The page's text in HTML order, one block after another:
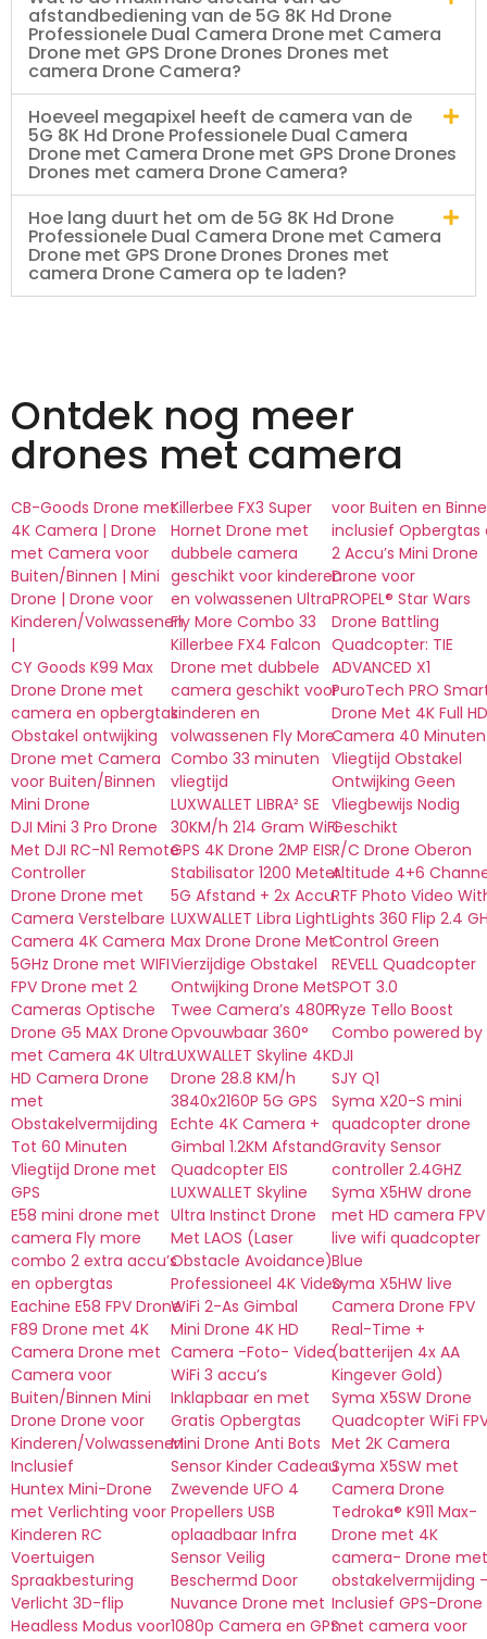
afstandbediening van de 5G 8K Hd Drone
Professionele Dual Camera Drone met Camera
Drone met GPS Drone Drones Drones met
camera Drone Camera?
Hoeveel megapixel heeft de camera van de
5G 8K Hd Drone Professionele Dual Camera
Drone met Camera Drone met GPS Drone Drones
Drones met camera Drone Camera?
Hoe lang duurt het om de 5G 8K Hd Drone
Professionele Dual Camera Drone met Camera
Drone met GPS Drone Drones Drones met
camera Drone Camera op te laden?
Ontdek nog meer
drones met camera
CB-Goods Drone met
4K Camera | Drone
met Camera voor
Buiten/Binnen | Mini
Drone | Drone voor
Kinderen/Volwassenen
|
CY Goods K99 Max
Drone Drone met
camera en opbergtas
Obstakel ontwijking
Drone met Camera
voor Buiten/Binnen
Mini Drone
DJI Mini 3 Pro Drone
Met DJI RC-N1 Remote
Controller
Drone Drone met
Camera Verstelbare
Camera 4K Camera
5GHz Drone met WIFI
FPV Drone met 2
Cameras Optische
Drone G5 MAX Drone
met Camera 4K Ultra
HD Camera Drone
met
Obstakelvermijding
Tot 60 Minuten
Vliegtijd Drone met
GPS
E58 mini drone met
camera Fly more
combo 2 extra accu’s
en opbergtas
Eachine E58 FPV Drone
F89 Drone met 4K
Camera Drone met
Camera voor
Buiten/Binnen Mini
Drone Drone voor
Kinderen/Volwassenen
Inclusief
Huntex Mini-Drone
met Verlichting voor
Kinderen RC
Voertuigen
Spraakbesturing
Verlicht 3D-flip
Headless Modus voor
Killerbee FX3 Super
Hornet Drone met
dubbele camera
geschikt voor kinderen
en volwassenen Ultra
Fly More Combo 33
Killerbee FX4 Falcon
Drone met dubbele
camera geschikt voor
kinderen en
volwassenen Fly More
Combo 33 minuten
vliegtijd
LUXWALLET LIBRA² SE
30KM/h 214 Gram WiFi
GPS 4K Drone 2MP EIS
Stabilisator 1200 Meter
5G Afstand + 2x Accu
LUXWALLET Libra Light
Max Drone Drone Met
Vierzijdige Obstakel
Ontwijking Drone Met
Twee Camera’s 480P
Opvouwbaar 360°
LUXWALLET Skyline 4K
Drone 28.8 KM/h
3840x2160P 5G GPS
Echte 4K Camera +
Gimbal 1.2KM Afstand
Quadcopter EIS
LUXWALLET Skyline
Ultra Instinct Drone
Met LAOS (Laser
Obstacle Avoidance)
Professioneel 4K Video
WiFi 2-As Gimbal
Mini Drone 4K HD
Camera -Foto- Video
WiFi 3 accu’s
Inklapbaar en met
Gratis Opbergtas
Mini Drone Anti Bots
Sensor Kinder Cadeau
Zwevende UFO 4
Propellers USB
oplaadbaar Infra
Sensor Veilig
Beschermd Door
Nuvance Drone met
1080p Camera en GPS
voor Buiten en
inclusief Opbergtas
2 Accu’s Mini Drone
Drone voor
PROPEL® Star Wars
Drone Battling
Quadcopter: TIE
ADVANCED X1
PuroTech PRO
Drone Met 4K Full HD
Camera 40 Minuten
Vliegtijd Obstakel
Ontwijking Geen
Vliegbewijs Nodig
Geschikt
R/C Drone Oberon
Altitude 4+6
RTF Photo Video
Lights 360 Flip 2.4
Control Green
REVELL Quadcopter
SPOT 3.0
Ryze Tello Boost
Combo powered by
DJI
SJY Q1
Syma X20-S mini
quadcopter drone
Gravity Sensor
controller 2.4GHZ
Syma X5HW drone
met HD camera FPV
live wifi quadcopter
Blue
Syma X5HW live
Camera Drone FPV
Real-Time +
(batterijen 4x AA
Kingever Gold)
Syma X5SW Drone
Quadcopter WiFi
Met 2K Camera
Syma X5SW met
Camera Drone
Tedroka® K911 Max-
Drone met 4K
camera- Drone met
obstakelvermijding -
Inclusief GPS-Drone
met camera voor